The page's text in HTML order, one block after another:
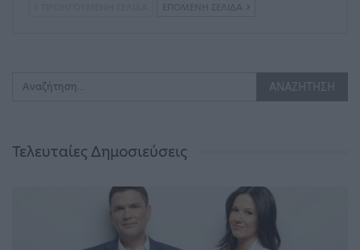
ΕΠΌΜΕΝΗ ΣΕΛΊΔΑ
Τελευταίες Δημοσιεύσεις